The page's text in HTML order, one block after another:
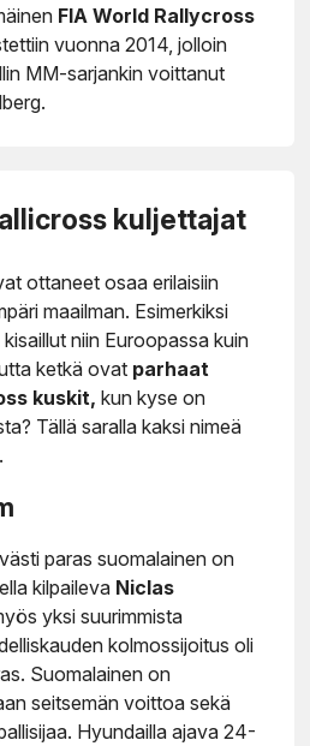
FIA World Rallycross
vuonna 2014, jolloin
MM-sarjankin voittanut
kuljettajat
ottaneet osaa erilaisiin
maailman. Esimerkiksi
niin Euroopassa kuin
ketkä ovat parhaat
kuskit,kun kyse on
Tällä saralla kaksi nimeä
paras suomalainen on
kilpaileva Niclas
yksi suurimmista
kolmossijoitus oli
Suomalainen on
seitsemän voittoa sekä
Hyundailla ajava 24-